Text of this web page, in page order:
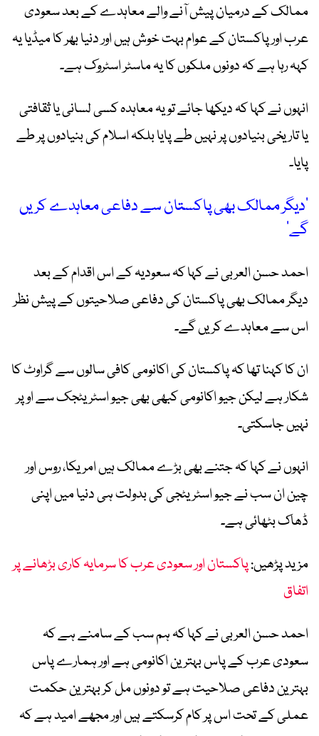
ممالک کے درمیان پیش آنے والے معاہدے کے بعد سعودی
عرب اور پاکستان کے عوام بہت خوش ہیں اور دنیا بھر کا میڈیا یہ
کہہ رہا ہے کہ دونوں ملکوں کا یہ ماسٹر اسٹروک ہے۔
انہوں نے کہا کہ دیکھا جائے تو یہ معاہدہ کسی لسانی یا ثقافتی
یا تاریخی بنیادوں پر نہیں طے پایا بلکہ اسلام کی بنیادوں پر طے
پایا۔
’دیگر ممالک بھی پاکستان سے دفاعی معاہدے کریں
گے‘
احمد حسن العربی نے کہا کہ سعودیہ کے اس اقدام کے بعد
دیگر ممالک بھی پاکستان کی دفاعی صلاحیتوں کے پیش نظر
اس سے معاہدے کریں گے۔
ان کا کہنا تھا کہ پاکستان کی اکانومی کافی سالوں سے گراوٹ کا
شکار ہے لیکن جیو اکانومی کبھی بھی جیو اسٹریٹجک سے اوپر
نہیں جاسکتی۔
انہوں نے کہا کہ جتنے بھی بڑے ممالک ہیں امریکا، روس اور
چین ان سب نے جیو اسٹریٹجی کی بدولت ہی دنیا میں اپنی
ڈھاک بٹھائی ہے۔
مزید پڑھیں:پاکستان اور سعودی عرب کا سرمایہ کاری بڑھانے پر
اتفاق
احمد حسن العربی نے کہا کہ ہم سب کے سامنے ہے کہ
سعودی عرب کے پاس بہترین اکانومی ہے اور ہمارے پاس
بہترین دفاعی صلاحیت ہے تو دونوں مل کر بہترین حکمت
عملی کے تحت اس پر کام کرسکتے ہیں اور مجھے امید ہے کہ